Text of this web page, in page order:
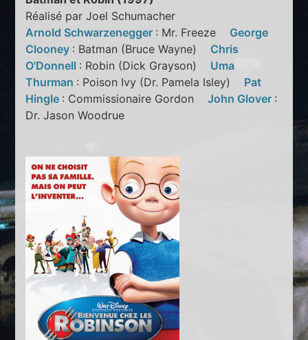
Réalisé par Joel Schumacher
Arnold Schwarzenegger : Mr. Freeze George
Clooney : Batman (Bruce Wayne) Chris
O'Donnell : Robin (Dick Grayson) Uma
Thurman : Poison Ivy (Dr. Pamela Isley) Pat
Hingle : Commissionaire GordonJohn Glover :
Dr. Jason Woodrue